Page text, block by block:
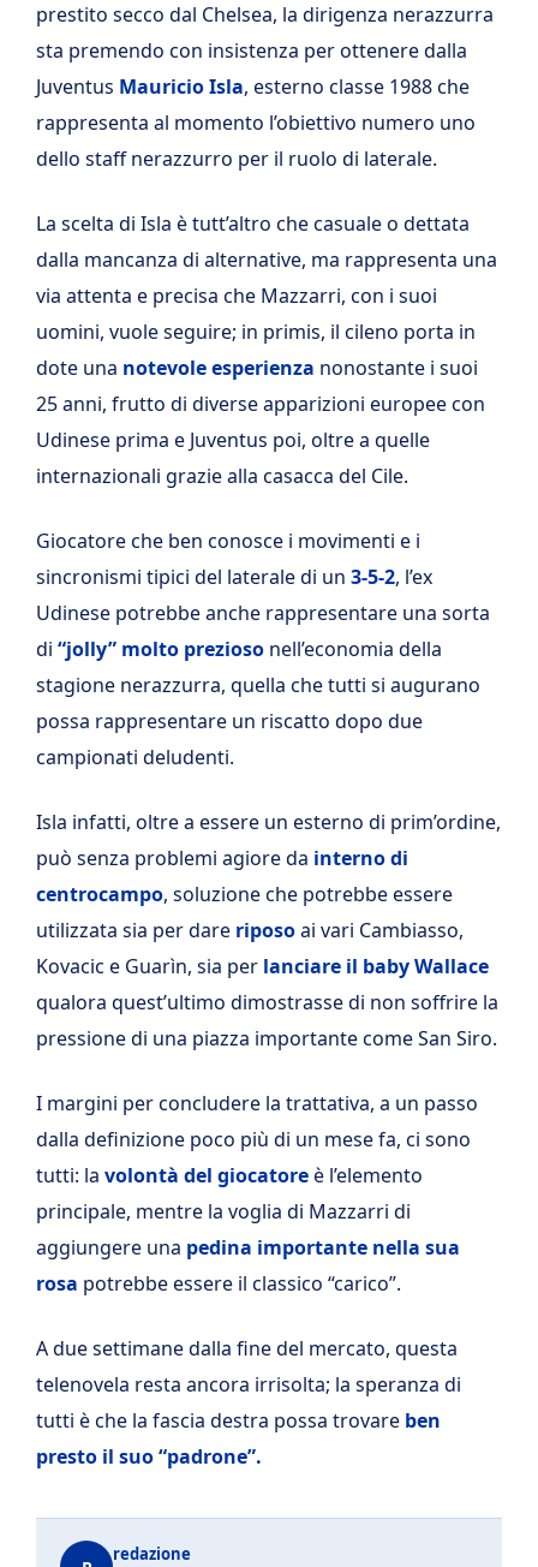
prestito secco dal Chelsea, la dirigenza nerazzurra
sta premendo con insistenza per ottenere dalla
Juventus Mauricio Isla, esterno classe 1988 che
rappresenta al momento l’obiettivo numero uno
dello staff nerazzurro per il ruolo di laterale.
La scelta di Isla è tutt’altro che casuale o dettata
dalla mancanza di alternative, ma rappresenta una
via attenta e precisa che Mazzarri, con i suoi
uomini, vuole seguire; in primis, il cileno porta in
dote una notevole esperienza nonostante i suoi
25 anni, frutto di diverse apparizioni europee con
Udinese prima e Juventus poi, oltre a quelle
internazionali grazie alla casacca del Cile.
Giocatore che ben conosce i movimenti e i
sincronismi tipici del laterale di un 3-5-2, l’ex
Udinese potrebbe anche rappresentare una sorta
di “jolly” molto prezioso nell’economia della
stagione nerazzurra, quella che tutti si augurano
possa rappresentare un riscatto dopo due
campionati deludenti.
Isla infatti, oltre a essere un esterno di prim’ordine,
può senza problemi agiore da interno di
centrocampo, soluzione che potrebbe essere
utilizzata sia per dare riposoai vari Cambiasso,
Kovacic e Guarìn, sia per lanciare il baby Wallace
qualora quest’ultimo dimostrasse di non soffrire la
pressione di una piazza importante come San Siro.
I margini per concludere la trattativa, a un passo
dalla definizione poco più di un mese fa, ci sono
tutti: la volontà del giocatoreè l’elemento
principale, mentre la voglia di Mazzarri di
aggiungere una pedina importante nella sua
rosa potrebbe essere il classico “carico”.
A due settimane dalla fine del mercato, questa
telenovela resta ancora irrisolta; la speranza di
tutti è che la fascia destra possa trovare ben
presto il suo “padrone”.
redazione